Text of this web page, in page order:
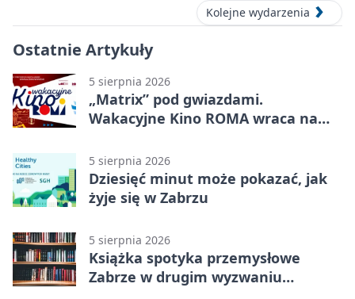
Kolejne wydarzenia
Ostatnie Artykuły
5 sierpnia 2026
„Matrix” pod gwiazdami.
Wakacyjne Kino ROMA wraca na
5 sierpnia 2026
Dziesięć minut może pokazać, jak
żyje się w Zabrzu
5 sierpnia 2026
Książka spotyka przemysłowe
Zabrze w drugim wyzwaniu